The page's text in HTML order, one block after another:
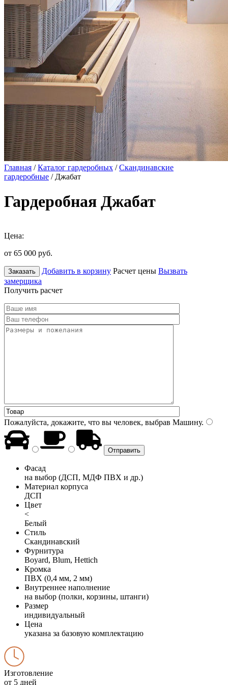
Главная /Каталог гардеробных /Скандинавские
гардеробные / Джабат
Гардеробная Джабат
Цена:
от 65 000 руб.
Заказать Добавить в корзину Расчет цены Вызвать
замерщика
Получить расчет
Пожалуйста, докажите, что вы человек, выбрав Машину.
Фасад
на выбор (ДСП, МДФ ПВХ и др.)
Материал корпуса
ДСП
Цвет
<
Белый
Стиль
Скандинавский
Фурнитура
Boyard, Blum, Hettich
Кромка
ПВХ (0,4 мм, 2 мм)
Внутреннее наполнение
на выбор (полки, корзины, штанги)
Размер
индивидуальный
Цена
указана за базовую комплектацию
Изготовление
от 5 дней